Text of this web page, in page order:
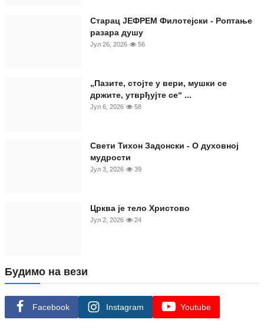
Старац ЈЕФРЕМ Филотејски - Роптање
разара душу
Јул 26, 2026 56
„Пазите, стојте у вери, мушки се
држите, утврђујте се“ ...
Јул 6, 2026 58
Свети Тихон Задонски - О духовној
мудрости
Јул 3, 2026 39
Црква је тело Христово
Јул 2, 2026 24
Будимо на вези
Facebook Instagram Youtube